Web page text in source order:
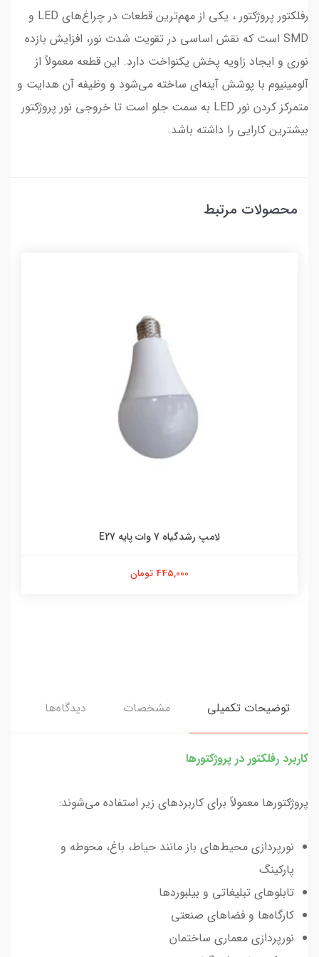
رفلکتور پروژکتور ، یکی از مهم‌ترین قطعات در چراغ‌های LED و
SMD است که نقش اساسی در تقویت شدت نور، افزایش بازده
نوری و ایجاد زاویه پخش یکنواخت دارد. این قطعه معمولاً از
آلومینیوم با پوشش آینه‌ای ساخته می‌شود و وظیفه آن هدایت و
متمرکز کردن نور LED به سمت جلو است تا خروجی نور پروژکتور
بیشترین کارایی را داشته باشد.
محصولات مرتبط
لامپ رشدگیاه 7 وات پایه E27
445,000 تومان
توضیحات تکمیلی مشخصات دیدگاه‌ها
کاربرد رفلکتور در پروژکتورها
پروژکتورها معمولاً برای کاربردهای زیر استفاده می‌شوند:
نورپردازی محیط‌های باز مانند حیاط، باغ، محوطه و
پارکینگ
تابلوهای تبلیغاتی و بیلبوردها
کارگاه‌ها و فضاهای صنعتی
نورپردازی معماری ساختمان